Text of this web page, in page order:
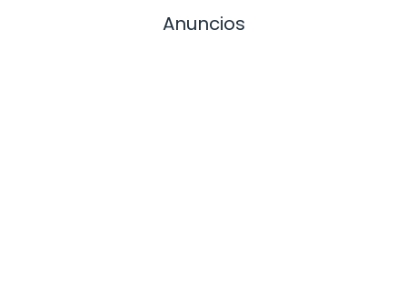
Anuncios